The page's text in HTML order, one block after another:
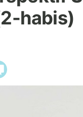
habis)